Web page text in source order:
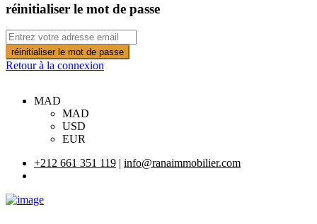
réinitialiser le mot de passe
réinitialiser le mot de passe
Retour à la connexion
MAD
MAD
USD
EUR
+212 661 351 119 | info@ranaimmobilier.com